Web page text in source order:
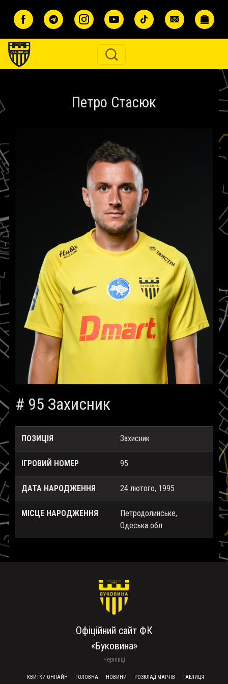
Петро Стасюк
# 95 Захисник
ПОЗИЦІЯ Захисник
ІГРОВИЙ НОМЕР 95
ДАТА НАРОДЖЕННЯ 24 лютого, 1995
МІСЦЕ НАРОДЖЕННЯ
Петродолинське,
Одеська обл.
Офіційний сайт ФК
«Буковина»
Чернівці
FOOTER MENU
КВИТКИ ОНЛАЙН ГОЛОВНА НОВИНИ РОЗКЛАД МАТЧІВ ТАБЛИЦЯ